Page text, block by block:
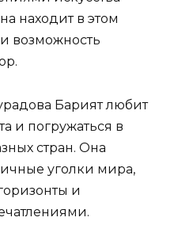
находит в этом
возможность
Барият любит
и погружаться в
стран. Она
уголки мира,
и